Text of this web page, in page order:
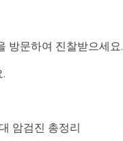
방문하여 진찰받으세요.
암검진 총정리